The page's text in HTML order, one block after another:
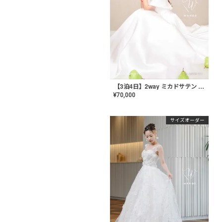
【3泊4日】2way ミカドサテン ロールカラードレス〈PD-WDOR-511〉
¥70,000
サイズオーダー